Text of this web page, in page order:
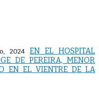
2024
EN EL HOSPITAL
DE PEREIRA, MENOR
EN EL VIENTRE DE LA